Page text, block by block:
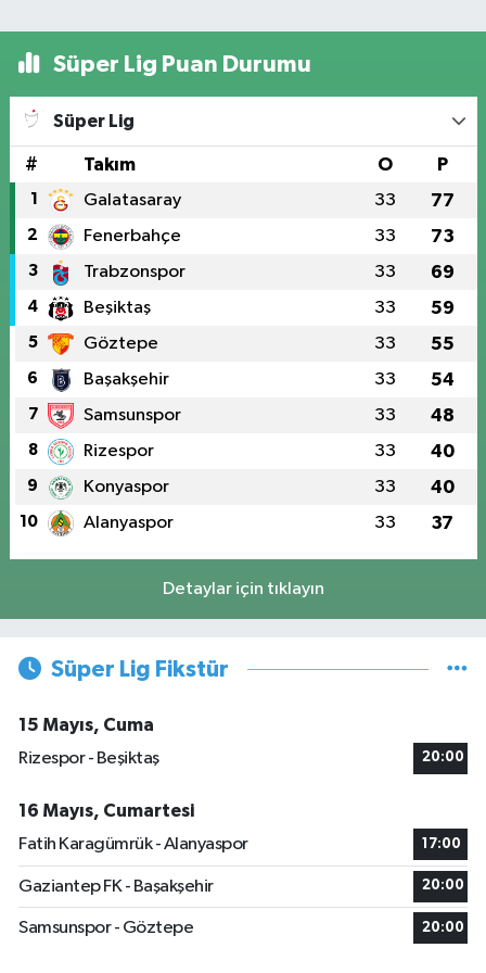
Süper Lig Puan Durumu
Süper Lig
# Takım O P
1 Galatasaray 33 77
2 Fenerbahçe 33 73
3 Trabzonspor 33 69
4 Beşiktaş 33 59
5 Göztepe 33 55
6 Başakşehir 33 54
7 Samsunspor 33 48
8 Rizespor 33 40
9 Konyaspor 33 40
10 Alanyaspor 33 37
Detaylar için tıklayın
Süper Lig Fikstür
15 Mayıs, Cuma
Rizespor - Beşiktaş
20:00
16 Mayıs, Cumartesi
Fatih Karagümrük - Alanyaspor
17:00
Gaziantep FK - Başakşehir 20:00
Samsunspor - Göztepe 20:00